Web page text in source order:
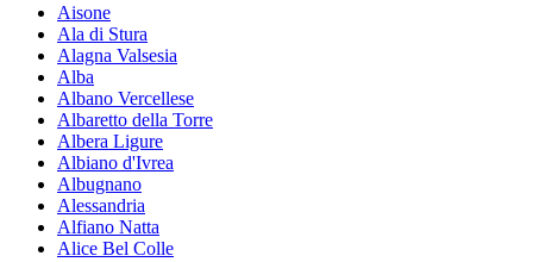
Aisone
Ala di Stura
Alagna Valsesia
Alba
Albano Vercellese
Albaretto della Torre
Albera Ligure
Albiano d'Ivrea
Albugnano
Alessandria
Alfiano Natta
Alice Bel Colle